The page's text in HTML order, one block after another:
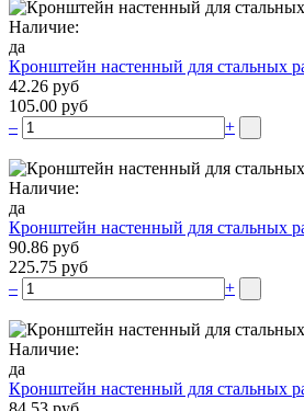
Наличие:
да
Кронштейн настенный для стальных
42.26 руб
105.00 руб
–
+
Наличие:
да
Кронштейн настенный для стальных
90.86 руб
225.75 руб
–
+
Наличие:
да
Кронштейн настенный для стальных